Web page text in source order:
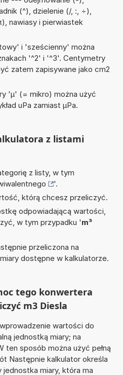
(^), dzielenie (/, :, ÷),
nawiasy i pierwiastek
i 'sześcienny' można
'^2' i '^3'. Centymetry
zatem zapisywane jako cm2
'µ' (= mikro) można użyć
uPa zamiast µPa.
z listami
z listy, w tym
'.
którą chcesz przeliczyć.
odpowiadającą wartości,
w tym przypadku 'm³
przeliczona na
dostępne w kalkulatorze.
tego konwertera
m3 Diesla
wartości do
jednostką miary; na
ten sposób można użyć pełną
Następnie kalkulator określa
miary, która ma